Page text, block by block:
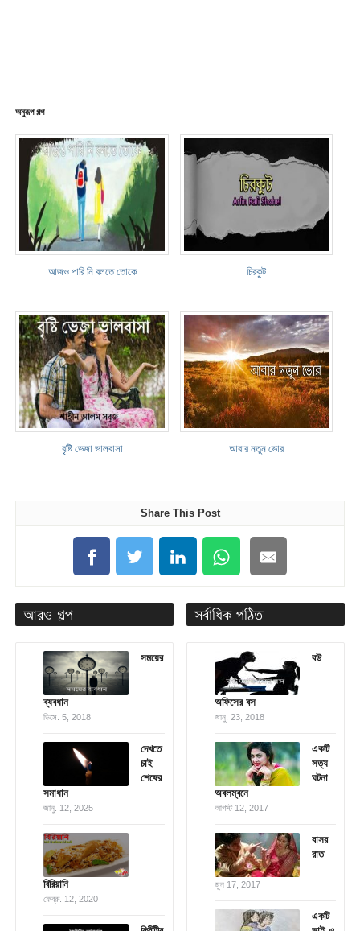
অনুরূপ গল্প
আজও পারি নি বলতে তোকে চিরকুট
বৃষ্টি ভেজা ভালবাসা আবার নতুন ভোর
Share This Post
আরও গল্প
সময়ের
ব্যবধান
ডিসে. 5, 2018
দেখতে
চাই
শেষের
সমাধান
জানু. 12, 2025
বিরিয়ানি
ফেব্রু. 12, 2020
সর্বাধিক পঠিত
বউ
অফিসের বস
জানু. 23, 2018
একটি
সত্য
ঘটনা
অবলম্বনে
আগস্ট 12, 2017
বাসর
রাত
জুন 17, 2017
একটি